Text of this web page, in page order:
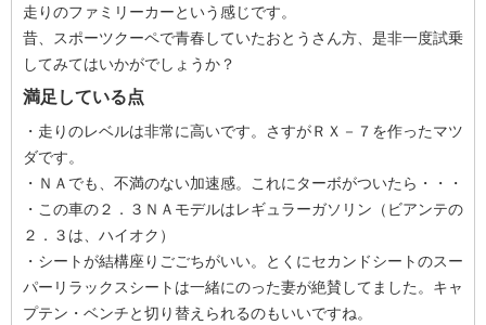
走りのファミリーカーという感じです。
昔、スポーツクーペで青春していたおとうさん方、是非一度試乗
してみてはいかがでしょうか？
満足している点
・走りのレベルは非常に高いです。さすがＲＸ－７を作ったマツ
ダです。
・ＮＡでも、不満のない加速感。これにターボがついたら・・・
・この車の２．３ＮＡモデルはレギュラーガソリン（ビアンテの
２．３は、ハイオク）
・シートが結構座りごごちがいい。とくにセカンドシートのスー
パーリラックスシートは一緒にのった妻が絶賛してました。キャ
プテン・ベンチと切り替えられるのもいいですね。